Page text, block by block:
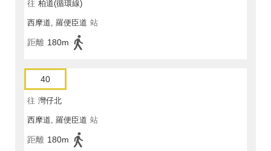
往 柏道(循環線)
西摩道, 羅便臣道 站
距離 180m
40
往 灣仔北
西摩道, 羅便臣道 站
距離 180m